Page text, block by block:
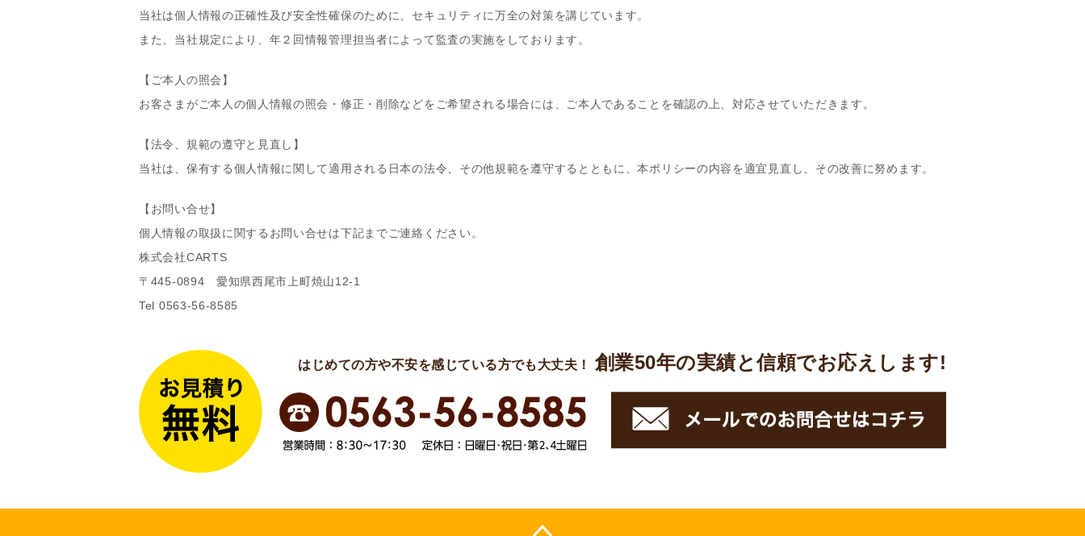
当社は個人情報の正確性及び安全性確保のために、セキュリティに万全の対策を講じています。
また、当社規定により、年２回情報管理担当者によって監査の実施をしております。
【ご本人の照会】
お客さまがご本人の個人情報の照会・修正・削除などをご希望される場合には、ご本人であることを確認の上、対応させていただきます。
【法令、規範の遵守と見直し】
当社は、保有する個人情報に関して適用される日本の法令、その他規範を遵守するとともに、本ポリシーの内容を適宜見直し、その改善に努めます。
【お問い合せ】
個人情報の取扱に関するお問い合せは下記までご連絡ください。
株式会社CARTS
〒445-0894 愛知県西尾市上町焼山12-1
Tel 0563-56-8585
はじめての方や不安を感じている方でも大丈夫！ 創業50年の実績と信頼でお応えします!